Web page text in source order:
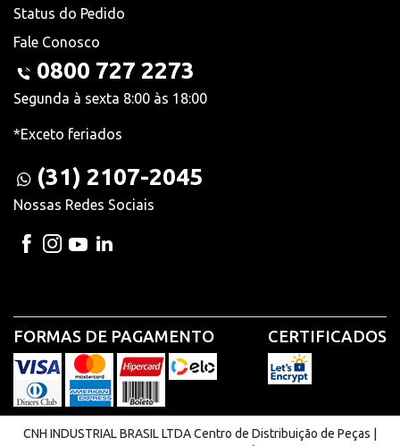
Status do Pedido
Fale Conosco
0800 727 2273
Segunda à sexta 8:00 às 18:00
*Exceto feriados
(31) 2107-2045
Nossas Redes Sociais
FORMAS DE PAGAMENTO CERTIFICADOS
CNH INDUSTRIAL BRASIL LTDA Centro de Distribuição de Peças |